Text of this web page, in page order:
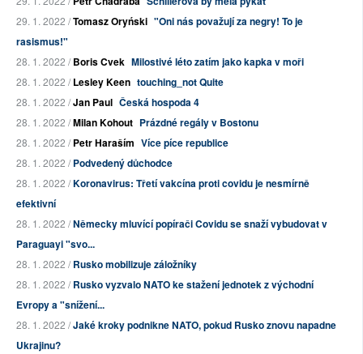
29. 1. 2022 /Tomasz Oryński "Oni nás považují za negry! To je
rasismus!"
28. 1. 2022 /Boris Cvek Milostivé léto zatím jako kapka v moři
28. 1. 2022 /Lesley Keen touching_not Quite
28. 1. 2022 /Jan Paul Česká hospoda 4
28. 1. 2022 /Milan Kohout Prázdné regály v Bostonu
28. 1. 2022 /Petr Haraším Více píce republice
28. 1. 2022 /Podvedený důchodce
28. 1. 2022 /Koronavirus: Třetí vakcína proti covidu je nesmírně
efektivní
28. 1. 2022 /Německy mluvící popírači Covidu se snaží vybudovat v
Paraguayi "svo...
28. 1. 2022 /Rusko mobilizuje záložníky
28. 1. 2022 /Rusko vyzvalo NATO ke stažení jednotek z východní
Evropy a "snížení...
28. 1. 2022 /Jaké kroky podnikne NATO, pokud Rusko znovu napadne
Ukrajinu?